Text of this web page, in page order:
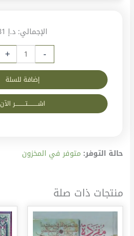
حالة التوفر: متوفر في المخزون
-
+
إضافة للسلة
اشــــــــــتــــــــــر الآن
الإجمالي: د.إ 31
منتجات ذات صلة